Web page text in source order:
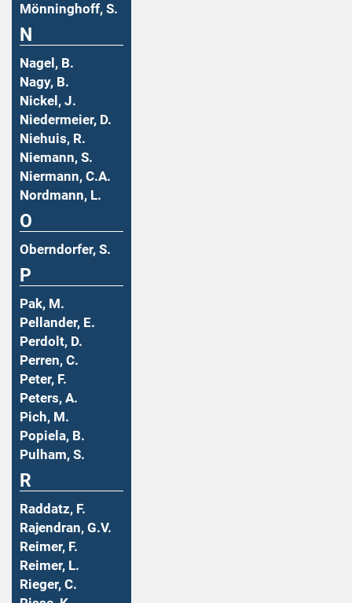
Mönninghoff, S.
N
Nagel, B.
Nagy, B.
Nickel, J.
Niedermeier, D.
Niehuis, R.
Niemann, S.
Niermann, C.A.
Nordmann, L.
O
Oberndorfer, S.
P
Pak, M.
Pellander, E.
Perdolt, D.
Perren, C.
Peter, F.
Peters, A.
Pich, M.
Popiela, B.
Pulham, S.
R
Raddatz, F.
Rajendran, G.V.
Reimer, F.
Reimer, L.
Rieger, C.